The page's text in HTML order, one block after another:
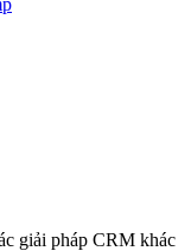
giải pháp CRM khác